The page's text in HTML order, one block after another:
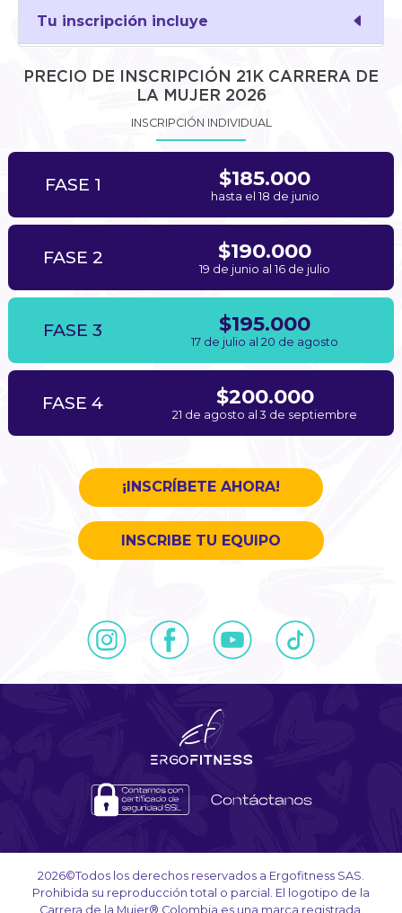
Tu inscripción incluye
PRECIO DE INSCRIPCIÓN 21K CARRERA DE
LA MUJER 2026
INSCRIPCIÓN INDIVIDUAL
FASE 1 $185.000
hasta el 18 de junio
FASE 2 $190.000
19 de junio al 16 de julio
FASE 3 $195.000
17 de julio al 20 de agosto
FASE 4 $200.000
21 de agosto al 3 de septiembre
¡INSCRÍBETE AHORA!
INSCRIBE TU EQUIPO
2026©Todos los derechos reservados a Ergofitness SAS.
Prohibida su reproducción total o parcial. El logotipo de la
Carrera de la Mujer® Colombia es una marca registrada.